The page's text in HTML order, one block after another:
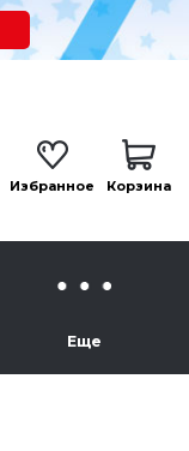
Избранное Корзина
Еще